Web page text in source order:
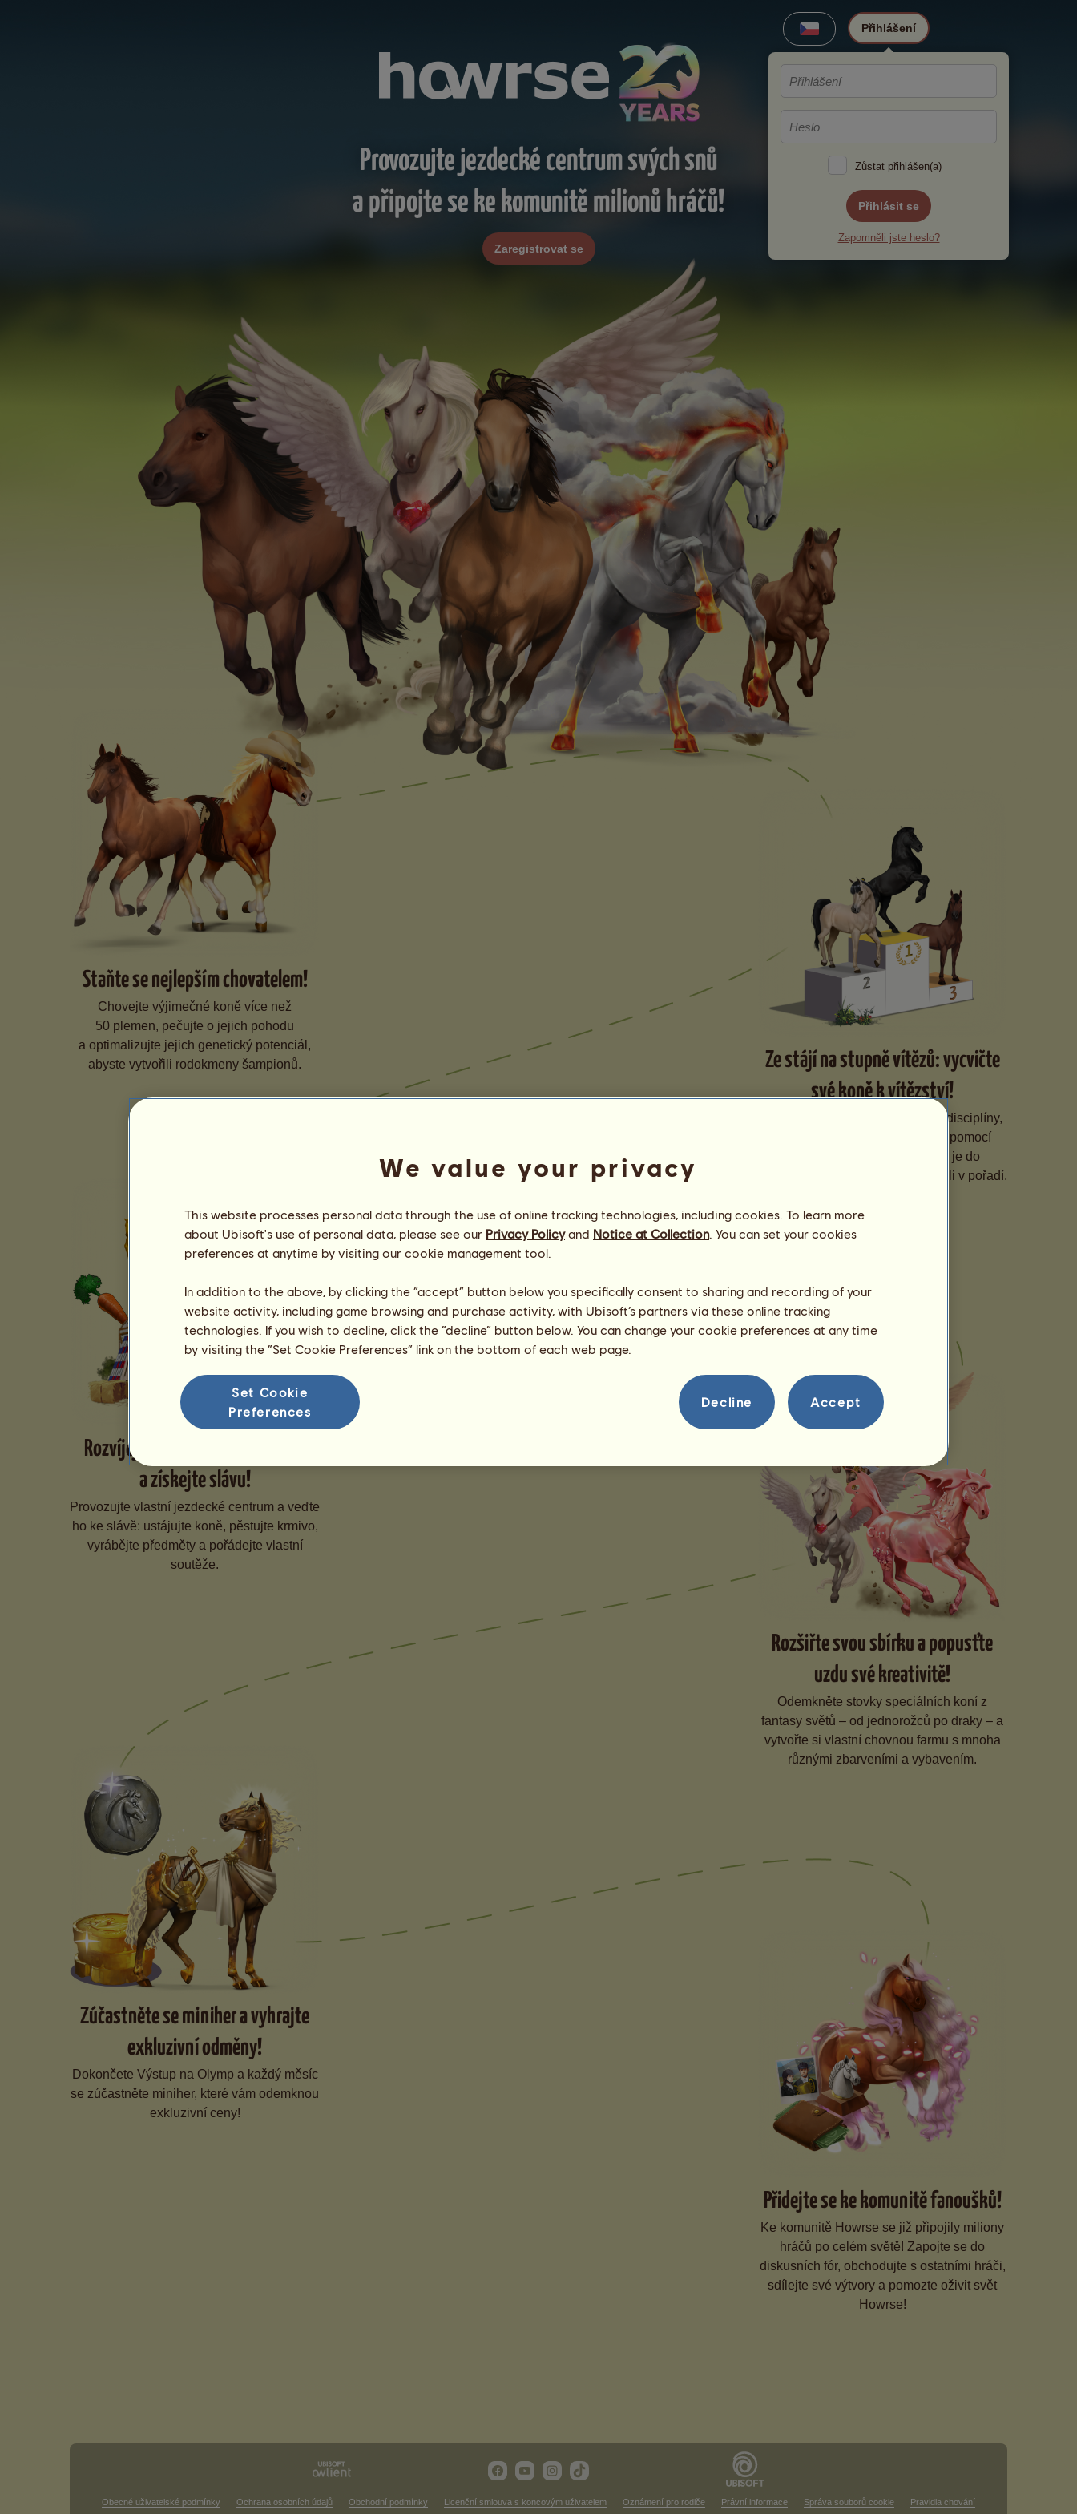
Přihlášení
Zůstat přihlášen(a)
Přihlásit se
Zapomněli jste heslo?
Provozujte jezdecké centrum svých snů
a připojte se ke komunitě milionů hráčů!
Zaregistrovat se
Staňte se nejlepším chovatelem!
Chovejte výjimečné koně více než
50 plemen, pečujte o jejich pohodu
a optimalizujte jejich genetický potenciál,
abyste vytvořili rodokmeny šampionů.
Ze stájí na stupně vítězů: vycvičte
své koně k vítězství!
Specializujte své koně na různé disciplíny,
zdokonalujte jejich dovednosti pomocí
tréninku na míru a přihlašujte je do
prestižních soutěží, abyste stoupali v pořadí.
Rozvíjejte své jezdecké centrum
a získejte slávu!
Provozujte vlastní jezdecké centrum a veďte
ho ke slávě: ustájujte koně, pěstujte krmivo,
vyrábějte předměty a pořádejte vlastní
soutěže.
Rozšiřte svou sbírku a popusťte
uzdu své kreativitě!
Odemkněte stovky speciálních koní z
fantasy světů – od jednorožců po draky – a
vytvořte si vlastní chovnou farmu s mnoha
různými zbarveními a vybavením.
Zúčastněte se miniher a vyhrajte
exkluzivní odměny!
Dokončete Výstup na Olymp a každý měsíc
se zúčastněte miniher, které vám odemknou
exkluzivní ceny!
Přidejte se ke komunitě fanoušků!
Ke komunitě Howrse se již připojily miliony
hráčů po celém světě! Zapojte se do
diskusních fór, obchodujte s ostatními hráči,
sdílejte své výtvory a pomozte oživit svět
Howrse!
Obecné uživatelské podmínky Ochrana osobních údajů Obchodní podmínky Licenční smlouva s koncovým uživatelem Oznámení pro rodiče Právní informace Správa souborů cookie Pravidla chování
We value your privacy
This website processes personal data through the use of online tracking technologies, including cookies. To learn more
about Ubisoft's use of personal data, please see our Privacy Policyand Notice at Collection. You can set your cookies
preferences at anytime by visiting our cookie management tool.
In addition to the above, by clicking the “accept” button below you specifically consent to sharing and recording of your
website activity, including game browsing and purchase activity, with Ubisoft’s partners via these online tracking
technologies. If you wish to decline, click the “decline” button below. You can change your cookie preferences at any time
by visiting the “Set Cookie Preferences” link on the bottom of each web page.
Set Cookie
Preferences
Decline Accept